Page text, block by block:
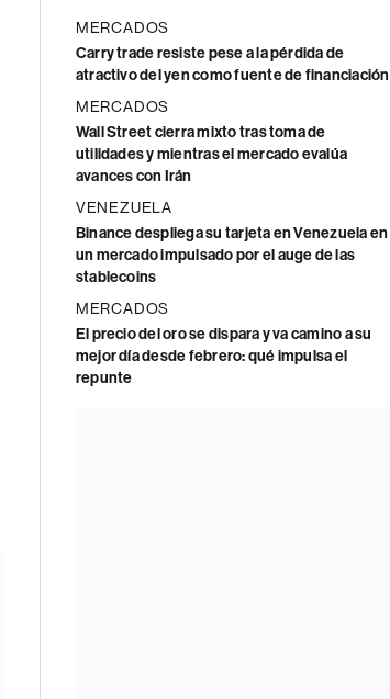
MERCADOS
Carry trade resiste pese a la pérdida de
atractivo del yen como fuente de financiación
MERCADOS
Wall Street cierra mixto tras toma de
utilidades y mientras el mercado evalúa
avances con Irán
VENEZUELA
Binance despliega su tarjeta en Venezuela en
un mercado impulsado por el auge de las
stablecoins
MERCADOS
El precio del oro se dispara y va camino a su
mejor día desde febrero: qué impulsa el
repunte